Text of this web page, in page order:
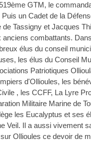
GTM, le
un Cadet de la
de Tassigny et Jacques
anciens combattants.
élus du conseil
les élus du Conseil
Patriotiques
d'Ollioules, les
, les CCFF, La Lyre
Militaire Marine de
les Eucalyptus et ses
Veil. Il a aussi vivement
Ollioules ce devoir de